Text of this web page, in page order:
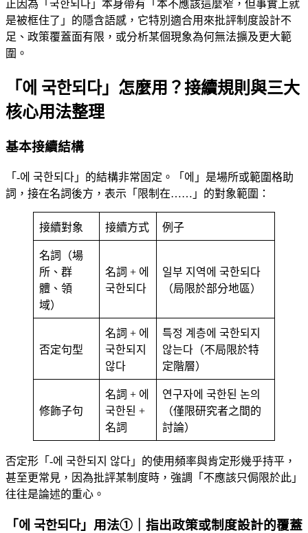
正因為「국한되다」本身帶有「本不應該這麼窄，但事實上就
是被框住了」的隱含語感，它特別適合用來批評制度設計不
足、政策覆蓋面有限，或分析某個現象為何無法擴及更大範
圍。
「에 국한되다」怎麼用？接續規則與三大
核心用法整理
基本接續結構
「-에 국한되다」的結構非常固定。「에」是場所或範圍格助
詞，接在名詞後方，表示「限制在……」的對象範圍：
接續對象 接續方式 例子
名詞（場
所、群
體、領
域）
名詞 + 에
국한되다
일부 지역에 국한되다
（局限於部分地區）
否定句型
名詞 + 에
국한되지
않다
특정 계층에 국한되지
않는다（不局限於特
定階層）
修飾子句
名詞 + 에
국한된 +
名詞
연구자에 국한된 논의
（僅限研究者之間的
討論）
否定形「-에 국한되지 않다」的使用頻率與肯定形幾乎持平，
甚至更常見，因為批評某制度時，強調「不應該只侷限於此」
往往是論述的重心。
「에 국한되다」用法①｜指出政策或制度設計的覆蓋